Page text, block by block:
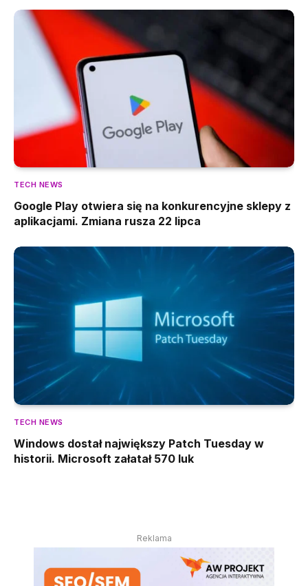
TECH NEWS
Google Play otwiera się na konkurencyjne sklepy z
aplikacjami. Zmiana rusza 22 lipca
TECH NEWS
Windows dostał największy Patch Tuesday w
historii. Microsoft załatał 570 luk
Reklama